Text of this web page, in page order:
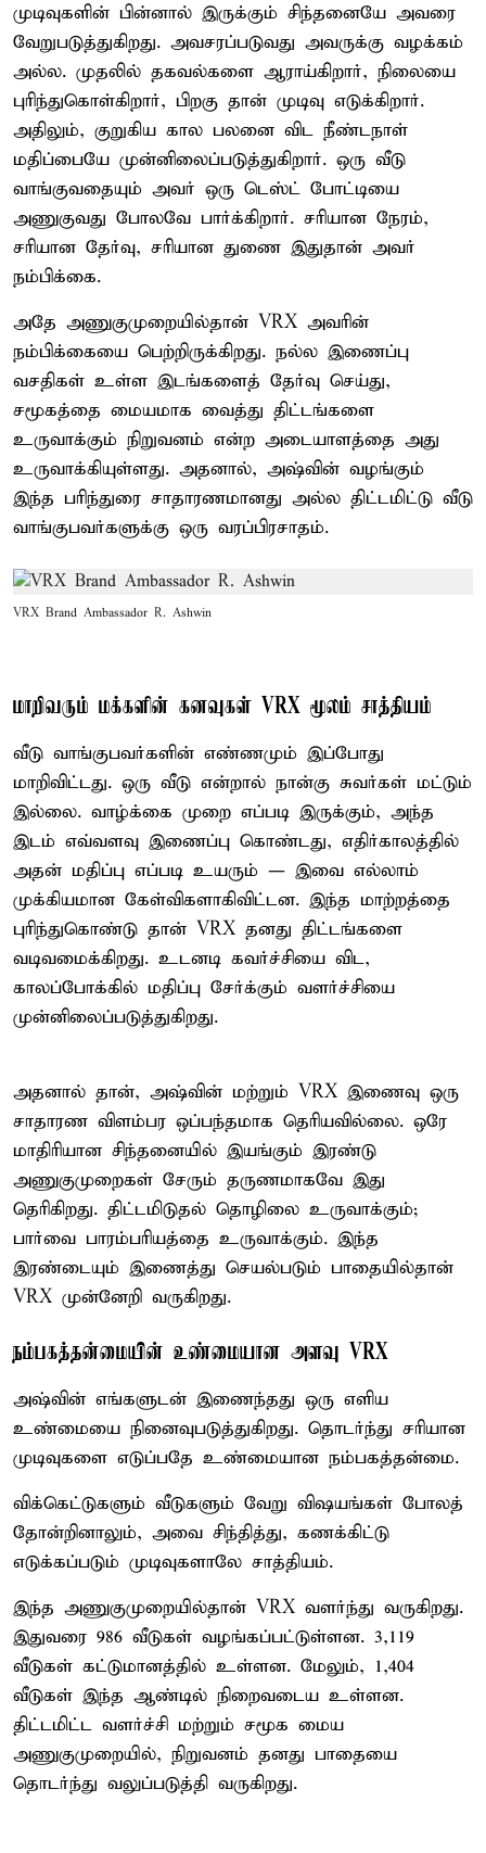
முடிவுகளின் பின்னால் இருக்கும் சிந்தனையே அவரை
வேறுபடுத்துகிறது. அவசரப்படுவது அவருக்கு வழக்கம்
அல்ல. முதலில் தகவல்களை ஆராய்கிறார், நிலையை
புரிந்துகொள்கிறார், பிறகு தான் முடிவு எடுக்கிறார்.
அதிலும், குறுகிய கால பலனை விட நீண்டநாள்
மதிப்பையே முன்னிலைப்படுத்துகிறார். ஒரு வீடு
வாங்குவதையும் அவர் ஒரு டெஸ்ட் போட்டியை
அணுகுவது போலவே பார்க்கிறார். சரியான நேரம்,
சரியான தேர்வு, சரியான துணை இதுதான் அவர்
நம்பிக்கை.
அதே அணுகுமுறையில்தான் VRX அவரின்
நம்பிக்கையை பெற்றிருக்கிறது. நல்ல இணைப்பு
வசதிகள் உள்ள இடங்களைத் தேர்வு செய்து,
சமூகத்தை மையமாக வைத்து திட்டங்களை
உருவாக்கும் நிறுவனம் என்ற அடையாளத்தை அது
உருவாக்கியுள்ளது. அதனால், அஷ்வின் வழங்கும்
இந்த பரிந்துரை சாதாரணமானது அல்ல திட்டமிட்டு வீடு
வாங்குபவர்களுக்கு ஒரு வரப்பிரசாதம்.
VRX Brand Ambassador– R. Ashwin
மாறிவரும் மக்களின் கனவுகள் VRX மூலம் சாத்தியம்
வீடு வாங்குபவர்களின் எண்ணமும் இப்போது
மாறிவிட்டது. ஒரு வீடு என்றால் நான்கு சுவர்கள் மட்டும்
இல்லை. வாழ்க்கை முறை எப்படி இருக்கும், அந்த
இடம் எவ்வளவு இணைப்பு கொண்டது, எதிர்காலத்தில்
அதன் மதிப்பு எப்படி உயரும் — இவை எல்லாம்
முக்கியமான கேள்விகளாகிவிட்டன. இந்த மாற்றத்தை
புரிந்துகொண்டு தான் VRX தனது திட்டங்களை
வடிவமைக்கிறது. உடனடி கவர்ச்சியை விட,
காலப்போக்கில் மதிப்பு சேர்க்கும் வளர்ச்சியை
முன்னிலைப்படுத்துகிறது.
அதனால் தான், அஷ்வின் மற்றும் VRX இணைவு ஒரு
சாதாரண விளம்பர ஒப்பந்தமாக தெரியவில்லை. ஒரே
மாதிரியான சிந்தனையில் இயங்கும் இரண்டு
அணுகுமுறைகள் சேரும் தருணமாகவே இது
தெரிகிறது. திட்டமிடுதல் தொழிலை உருவாக்கும்;
பார்வை பாரம்பரியத்தை உருவாக்கும். இந்த
இரண்டையும் இணைத்து செயல்படும் பாதையில்தான்
VRX முன்னேறி வருகிறது.
நம்பகத்தன்மையின் உண்மையான அளவு VRX
அஷ்வின் எங்களுடன் இணைந்தது ஒரு எளிய
உண்மையை நினைவுபடுத்துகிறது. தொடர்ந்து சரியான
முடிவுகளை எடுப்பதே உண்மையான நம்பகத்தன்மை.
விக்கெட்டுகளும் வீடுகளும் வேறு விஷயங்கள் போலத்
தோன்றினாலும், அவை சிந்தித்து, கணக்கிட்டு
எடுக்கப்படும் முடிவுகளாலே சாத்தியம்.
இந்த அணுகுமுறையில்தான் VRX வளர்ந்து வருகிறது.
இதுவரை 986 வீடுகள் வழங்கப்பட்டுள்ளன. 3,119
வீடுகள் கட்டுமானத்தில் உள்ளன. மேலும், 1,404
வீடுகள் இந்த ஆண்டில் நிறைவடைய உள்ளன.
திட்டமிட்ட வளர்ச்சி மற்றும் சமூக மைய
அணுகுமுறையில், நிறுவனம் தனது பாதையை
தொடர்ந்து வலுப்படுத்தி வருகிறது.